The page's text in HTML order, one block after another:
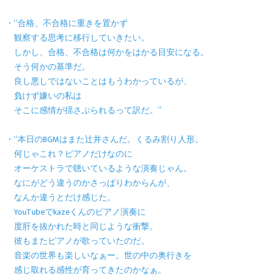
・“合格、不合格に重きを置かず
観察する思考に移行していきたい。
しかし、合格、不合格は何かをはかる目安になる。
そう何かの基準だ。
良し悪しではないことはもうわかっているが、
負けず嫌いの私は
そこに感情が揺さぶられるって訳だ。”
・“本日のBGMはまた辻井さんだ。くるみ割り人形。
何じゃこれ？ピアノだけなのに
オーケストラで聴いているような演奏じゃん。
なにがどう違うのかさっぱりわからんが、
なんか違うとだけ感じた。
YouTubeでkazeくんのピアノ演奏に
度肝を抜かれた時と同じような衝撃。
彼もまたピアノが歌っていたのだ。
音楽の世界も楽しいなぁー。世の中の奥行きを
感じ取れる感性が育ってきたのかなぁ。